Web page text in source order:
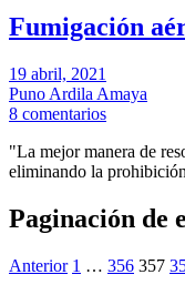
Fumigación
19 abril, 2021
Puno Ardila Amaya
8 comentarios
"La mejor manera de
eliminando la
Paginación de
Anterior 1 … 356 357